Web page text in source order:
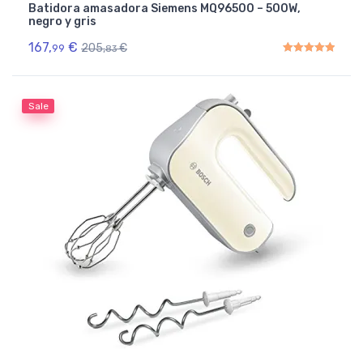
Batidora amasadora Siemens MQ96500 – 500W,
negro y gris
167,99 € 205,83 €
Sale